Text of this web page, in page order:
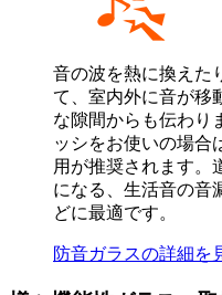
音の波を熱に換えた
て、室内外に音が移
な隙間からも伝わり
ッシをお使いの場合
用が推奨されます。
になる、生活音の音
どに最適です。
防音ガラスの詳細を